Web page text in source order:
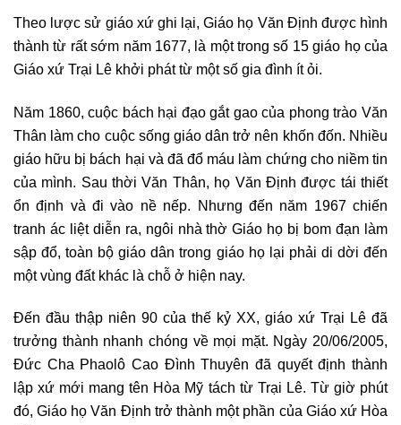
Theo lược sử giáo xứ ghi lại, Giáo họ Văn Định được hình
thành từ rất sớm năm 1677, là một trong số 15 giáo họ của
Giáo xứ Trại Lê khởi phát từ một số gia đình ít ỏi.
Năm 1860, cuộc bách hại đạo gắt gao của phong trào Văn
Thân làm cho cuộc sống giáo dân trở nên khốn đốn. Nhiều
giáo hữu bị bách hại và đã đổ máu làm chứng cho niềm tin
của mình. Sau thời Văn Thân, họ Văn Định được tái thiết
ổn định và đi vào nề nếp. Nhưng đến năm 1967 chiến
tranh ác liệt diễn ra, ngôi nhà thờ Giáo họ bị bom đạn làm
sập đổ, toàn bộ giáo dân trong giáo họ lại phải di dời đến
một vùng đất khác là chỗ ở hiện nay.
Đến đầu thập niên 90 của thế kỷ XX, giáo xứ Trại Lê đã
trưởng thành nhanh chóng về mọi mặt. Ngày 20/06/2005,
Đức Cha Phaolô Cao Đình Thuyên đã quyết định thành
lập xứ mới mang tên Hòa Mỹ tách từ Trại Lê. Từ giờ phút
đó, Giáo họ Văn Định trở thành một phần của Giáo xứ Hòa